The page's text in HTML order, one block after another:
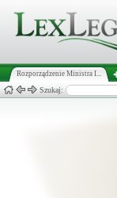
Rozporządzenie Ministra I...
Szukaj: